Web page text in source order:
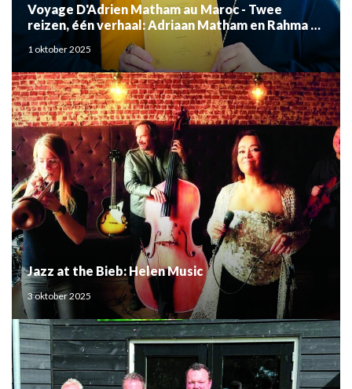
Voyage D'Adrien Matham au Maroc - Twee
reizen, één verhaal: Adriaan Matham en Rahma el
Mouden
1 oktober 2025
Jazz at the Bieb: Helen Music
3 oktober 2025